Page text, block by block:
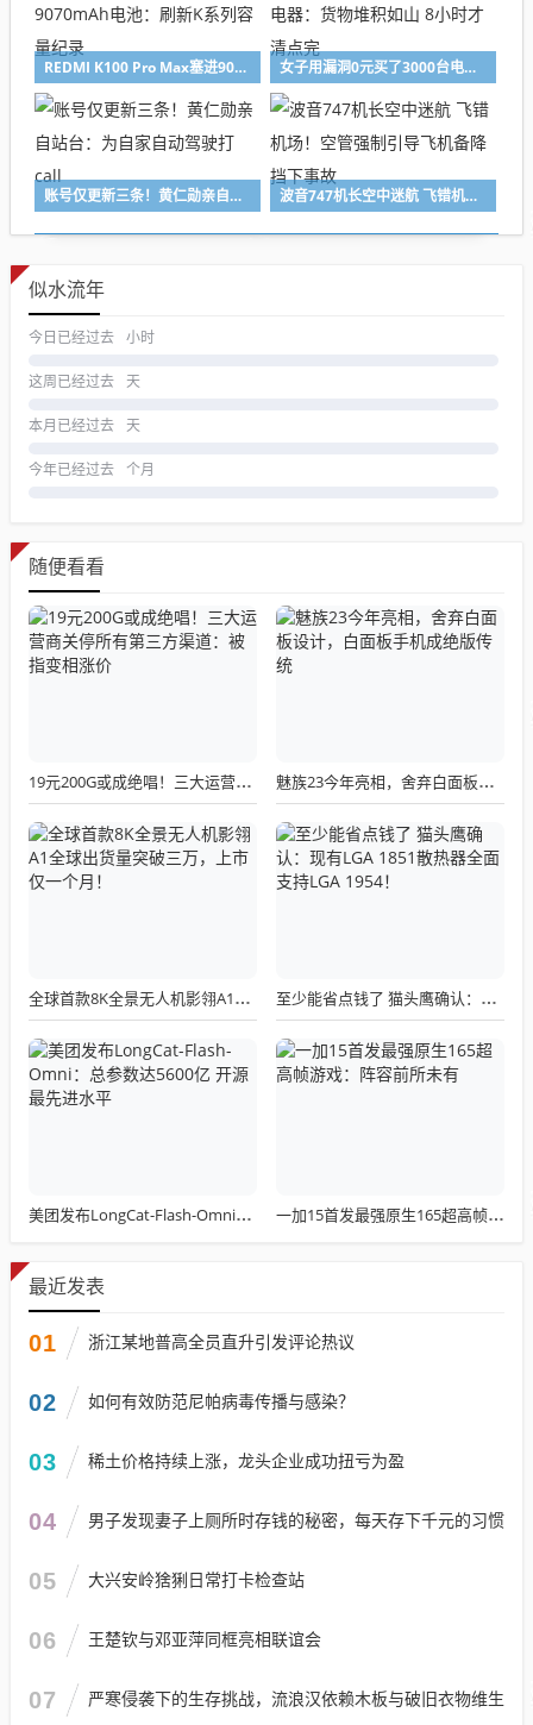
REDMI K100 Pro Max塞进9070mAh电池：刷新K系列容量纪录 女子用漏洞0元买了3000台电器：货物堆积如山 8小时才清点完
账号仅更新三条！黄仁勋亲自站台：为自家自动驾驶打call 波音747机长空中迷航 飞错机场！空管强制引导飞机备降 挡下事故
似水流年
今日已经过去 小时
这周已经过去 天
本月已经过去 天
今年已经过去 个月
随便看看
19元200G或成绝唱！三大运营商关停所有第三方渠道：被指变相涨价 魅族23今年亮相，舍弃白面板设计，白面板手机成绝版传统
全球首款8K全景无人机影翎A1全球出货量突破三万，上市仅一个月！ 至少能省点钱了 猫头鹰确认：现有LGA 1851散热器全面支持LGA 1954！
美团发布LongCat-Flash-Omni：总参数达5600亿 开源最先进水平 一加15首发最强原生165超高帧游戏：阵容前所未有
最近发表
01 浙江某地普高全员直升引发评论热议
02 如何有效防范尼帕病毒传播与感染？
03 稀土价格持续上涨，龙头企业成功扭亏为盈
04 男子发现妻子上厕所时存钱的秘密，每天存下千元的习惯
05 大兴安岭猞猁日常打卡检查站
06 王楚钦与邓亚萍同框亮相联谊会
07 严寒侵袭下的生存挑战，流浪汉依赖木板与破旧衣物维生